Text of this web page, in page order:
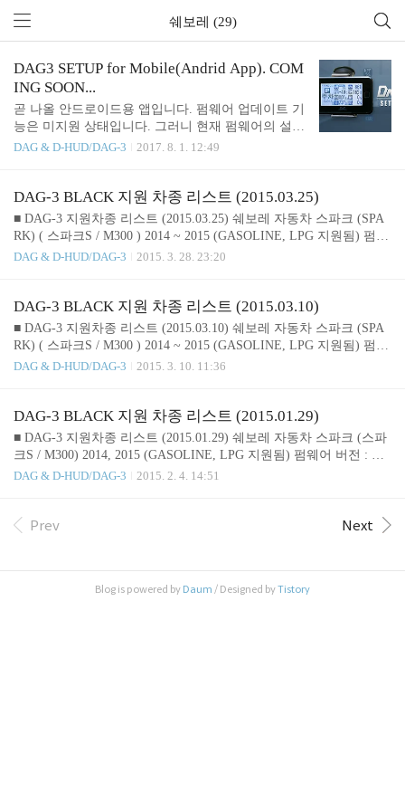
쉐보레 (29)
DAG3 SETUP for Mobile(Andrid App). COM
ING SOON...
곧 나올 안드로이드용 앱입니다. 펌웨어 업데이트 기
능은 미지원 상태입니다. 그러니 현재 펌웨어의 설정
만 변경이 가능하죠. 장점이라면 PC, 노트북 없이 안
가된다면 PC, 노트북 없이도 안드로이드 계열의 모
바일만 있다면 언제 어디서든 설정 변경이 가능하겠
네요. 단, 준비물이 하나 있습니다. 바로 "마이크로5
핀 OTG 케이블"입니다. 자세한 내용은 아래 스크린
샷을 확인해보세요. ^^ ● 모바일용 DAG SETUP 초기
1. DAG에 연결되어 있는 모든 케이블(OBD 케이블
포함) 분리 2. 미리 준비해놓은 "마이크로5핀 OTG 케
이블"을 이용하여 ..
DAG & D-HUD/DAG-3 2017. 8. 1. 12:49
DAG-3 BLACK 지원 차종 리스트 (2015.03.25)
■ DAG-3 지원차종 리스트 (2015.03.25) 쉐보레 자동차 스파크 (SPA
RK) ( 스파크S / M300 ) 2014 ~ 2015 (GASOLINE, LPG 지원됨) 펌웨
어 버전 : 스파크 S - t16b / 스파크 M300 - b06 아베오 (AVEO) 2011 ~
b 라세티 (LACETTI) ( 프리미어 / 왜건 ) 2008 ~ 2011 (GASOLINE,
DIESEL - 유로4, 5 지원됨) 펌웨어 버전 : t16b 말리부 (MALIBU) 20
12 ~ 2015 (GASOLINE, DIESEL - 유로5 지원됨) 펌..
DAG & D-HUD/DAG-3 2015. 3. 28. 23:20
DAG-3 BLACK 지원 차종 리스트 (2015.03.10)
■ DAG-3 지원차종 리스트 (2015.03.10) 쉐보레 자동차 스파크 (SPA
RK) ( 스파크S / M300 ) 2014 ~ 2015 (GASOLINE, LPG 지원됨) 펌웨
어 버전 : 스파크 S - t16b / 스파크 M300 - b06 아베오 (AVEO) 2011 ~
b 라세티 (LACETTI) ( 프리미어 / 왜건 ) 2008 ~ 2011 (GASOLINE,
DIESEL - 유로4, 5 지원됨) 펌웨어 버전 : t16b 말리부 (MALIBU) 20
12 ~ 2015 (GASOLINE, DIESEL - 유로5 지원됨) 펌..
DAG & D-HUD/DAG-3 2015. 3. 10. 11:36
DAG-3 BLACK 지원 차종 리스트 (2015.01.29)
■ DAG-3 지원차종 리스트 (2015.01.29) 쉐보레 자동차 스파크 (스파
크S / M300) 2014, 2015 (GASOLINE, LPG 지원됨) 펌웨어 버전 : 스
파크 S - t16 / 스파크 M300 - b06 아베오 2011, 2012, 2013, 2014, 2015
유로5) 펌웨어 버전 : t16 라세티 (프리미어 / 왜건) 2008, 2009, 2010,
DAG & D-HUD/DAG-3 2015. 2. 4. 14:51
Prev Next
Blog is powered by Daum / Designed byTistory